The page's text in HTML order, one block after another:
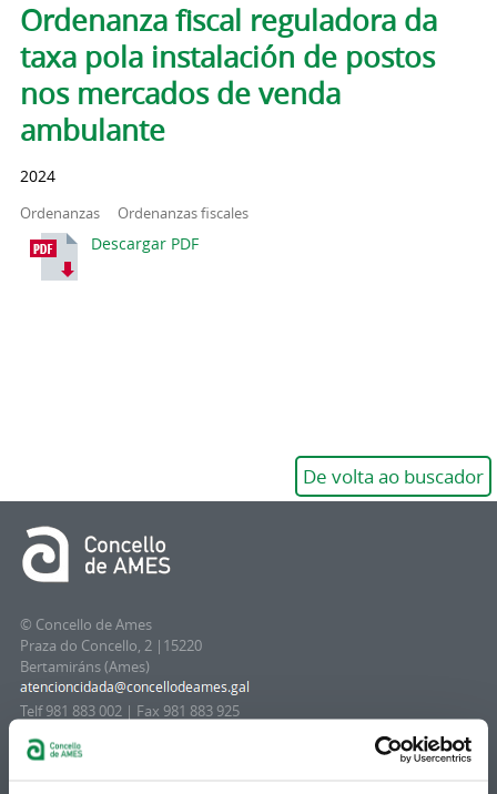
Solapas principales
Ordenanza fiscal reguladora da
taxa pola instalación de postos
nos mercados de venda
ambulante
2024
Ordenanzas Ordenanzas fiscales
Descargar PDF
De volta ao buscador
© Concello de Ames
Praza do Concello, 2 |15220
Bertamiráns (Ames)
Telf 981 883 002 | Fax 981 883 925
Suscripción boletines